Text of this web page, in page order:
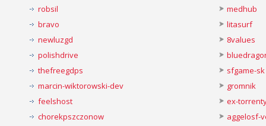
robsil
bravo
newluzgd
polishdrive
thefreegdps
marcin-wiktorowski-dev
feelshost
chorekpszczonow
medhub
litasurf
8values
sfgame-sk
gromnik
ex-
aggelosf-